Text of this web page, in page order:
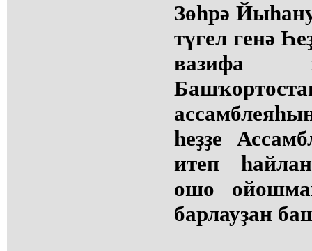
Зөһрә
түгел генә
вазифа
һеҙҙе
итеп
ошо
барлауҙан